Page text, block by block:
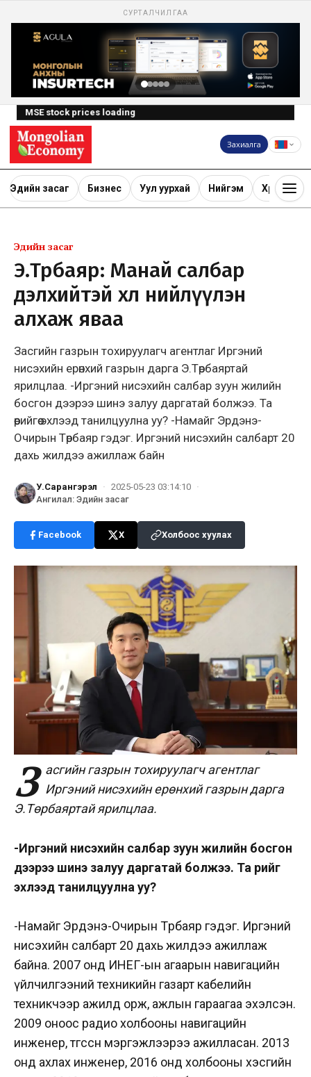
СУРТАЛЧИЛГАА
MSE stock prices loading
Захиалга
Эдийн засаг Бизнес Уул уурхай Нийгэм Хөрөнгө
Эдийн засаг
Э.Төрбаяр: Манай салбар
дэлхийтэй хөл нийлүүлэн
алхаж яваа
Засгийн газрын тохируулагч агентлаг Иргэний
нисэхийн ерөнхий газрын дарга Э.Төрбаяртай
ярилцлаа. -Иргэний нисэхийн салбар зуун жилийн
босгон дээрээ шинэ залуу даргатай болжээ. Та
өөрийгөө эхлээд танилцуулна уу? -Намайг Эрдэнэ-
Очирын Төрбаяр гэдэг. Иргэний нисэхийн салбарт 20
дахь жилдээ ажиллаж байн
У.Сарангэрэл · 2025-05-23 03:14:10 ·
Ангилал: Эдийн засаг
Facebook X Холбоос хуулах
З асгийн газрын тохируулагч агентлаг
Иргэний нисэхийн ерөнхий газрын дарга
Э.Төрбаяртай ярилцлаа.
-Иргэний нисэхийн салбар зуун жилийн босгон
дээрээ шинэ залуу даргатай болжээ. Та өөрийгөө
эхлээд танилцуулна уу?
-Намайг Эрдэнэ-Очирын Төрбаяр гэдэг. Иргэний
нисэхийн салбарт 20 дахь жилдээ ажиллаж
байна. 2007 онд ИНЕГ-ын агаарын навигацийн
үйлчилгээний техникийн газарт кабелийн
техникчээр ажилд орж, ажлын гараагаа эхэлсэн.
2009 оноос радио холбооны навигацийн
инженер, төгссөн мэргэжлээрээ ажилласан. 2013
онд ахлах инженер, 2016 онд холбооны хэсгийн